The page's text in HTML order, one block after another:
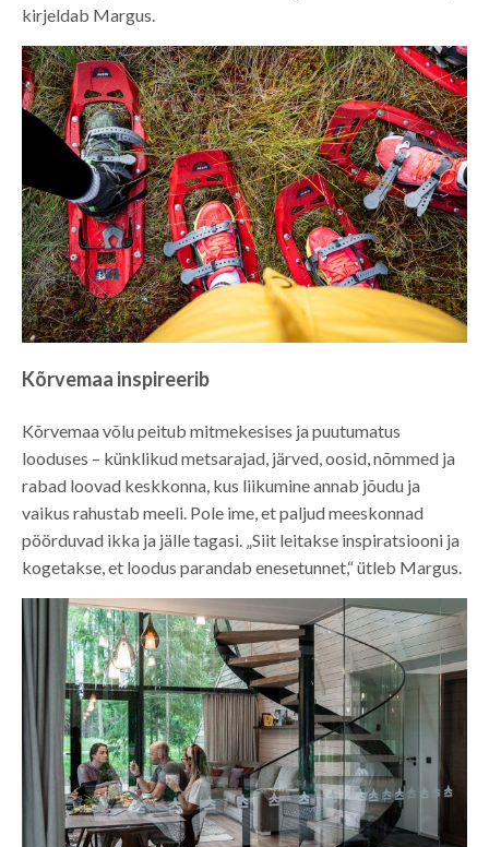
kirjeldab Margus.
Kõrvemaa inspireerib
Kõrvemaa võlu peitub mitmekesises ja puutumatus
looduses – künklikud metsarajad, järved, oosid, nõmmed ja
rabad loovad keskkonna, kus liikumine annab jõudu ja
vaikus rahustab meeli. Pole ime, et paljud meeskonnad
pöörduvad ikka ja jälle tagasi. „Siit leitakse inspiratsiooni ja
kogetakse, et loodus parandab enesetunnet,“ ütleb Margus.